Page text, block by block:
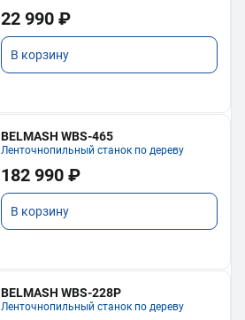
22 990 ₽
В корзину
BELMASH WBS-465
Ленточнопильный станок по дереву
182 990 ₽
В корзину
BELMASH WBS-228P
Ленточнопильный станок по дереву